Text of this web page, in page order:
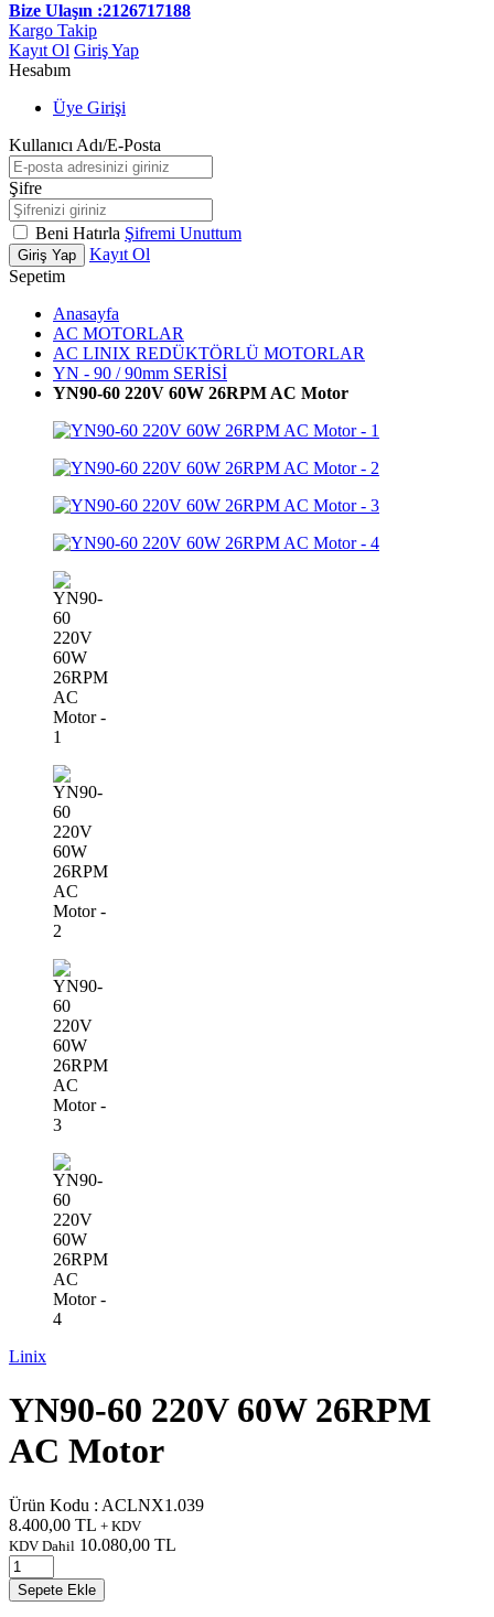
Bize Ulaşın :2126717188
Kargo Takip
Kayıt Ol Giriş Yap
Hesabım
Üye Girişi
Kullanıcı Adı/E-Posta
Şifre
Beni Hatırla Şifremi Unuttum
Giriş Yap
Kayıt Ol
Sepetim
Anasayfa
AC MOTORLAR
AC LINIX REDÜKTÖRLÜ MOTORLAR
YN - 90 / 90mm SERİSİ
YN90-60 220V 60W 26RPM AC Motor
Linix
YN90-60 220V 60W 26RPM
AC Motor
Ürün Kodu : ACLNX1.039
8.400,00 TL + KDV
KDV Dahil 10.080,00 TL
Sepete Ekle